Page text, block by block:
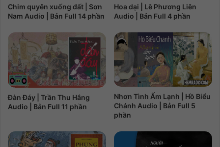
Chim quyên xuống đất | Sơn
Nam Audio | Bản Full 14 phần
Hoa dại | Lê Phương Liên
Audio | Bản Full 4 phần
Đàn Đáy | Trần Thu Hắng
Audio | Bản Full 11 phần
Nhơn Tình Ấm Lạnh | Hồ Biểu
Chánh Audio | Bản Full 5
phần